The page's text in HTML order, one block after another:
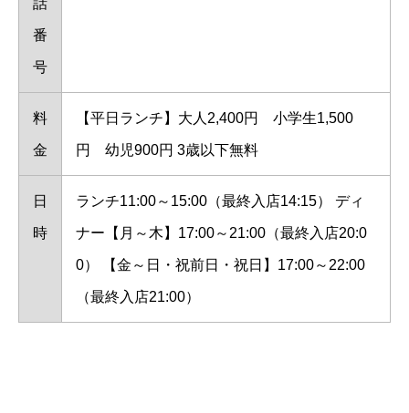
話
番
号
料
金
【平日ランチ】大人2,400円 小学生1,500
円 幼児900円 3歳以下無料
日
時
ランチ11:00～15:00（最終入店14:15） ディ
ナー【月～木】17:00～21:00（最終入店20:0
0） 【金～日・祝前日・祝日】17:00～22:00
（最終入店21:00）